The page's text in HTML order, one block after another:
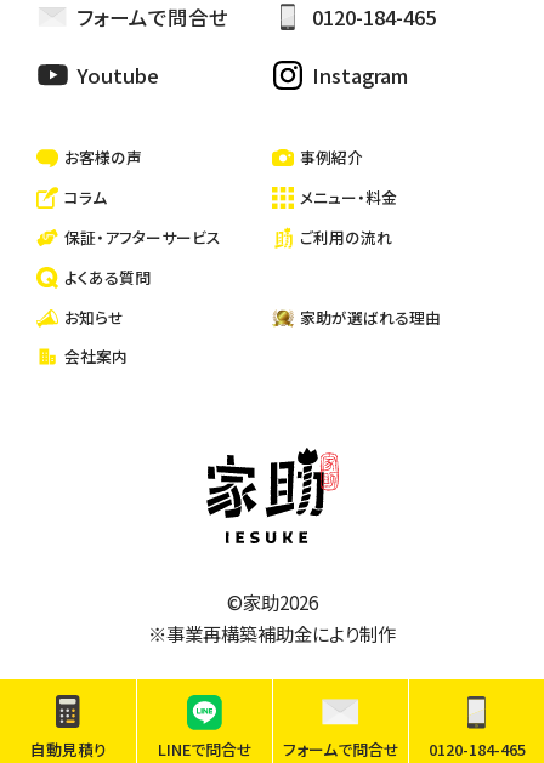
自動見積り LINEで問合せ フォームで問合せ 0120-184-465
ハウスクリーニング
一戸建て・マンション・アパートの清掃
フォームで問合せ
0120-184-465
Youtube
Instagram
お客様の声
事例紹介
コラム
メニュー・料金
保証・アフターサービス
ご利用の流れ
よくある質問
お知らせ
家助が選ばれる理由
会社案内
©家助2026
※事業再構築補助金により制作